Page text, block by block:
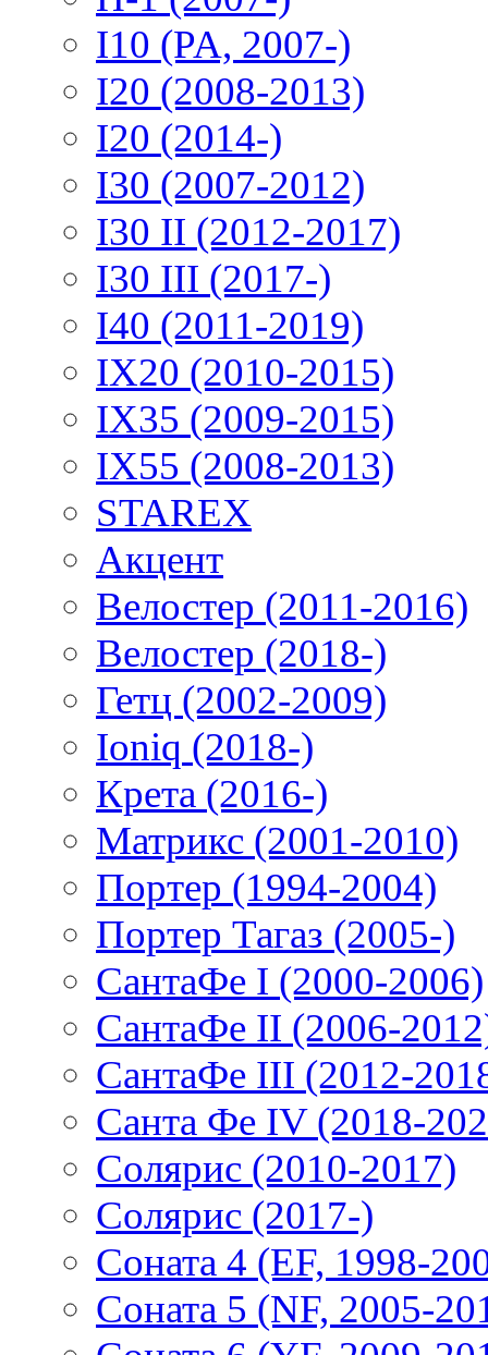
I10 (PA, 2007-)
I20 (2008-2013)
I20 (2014-)
I30 (2007-2012)
I30 II (2012-2017)
I30 III (2017-)
I40 (2011-2019)
IX20 (2010-2015)
IX35 (2009-2015)
IX55 (2008-2013)
STAREX
Акцент
Велостер (2011-2016)
Велостер (2018-)
Гетц (2002-2009)
Ioniq (2018-)
Крета (2016-)
Матрикс (2001-2010)
Портер (1994-2004)
Портер Тагаз (2005-)
СантаФе I (2000-2006)
СантаФе II (2006-
СантаФе III (2012-
Санта Фе IV (2018-
Солярис (2010-2017)
Солярис (2017-)
Соната 4 (EF, 1998-
Соната 5 (NF, 2005-